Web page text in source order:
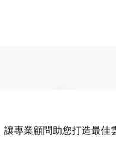
專業顧問助您打造最佳